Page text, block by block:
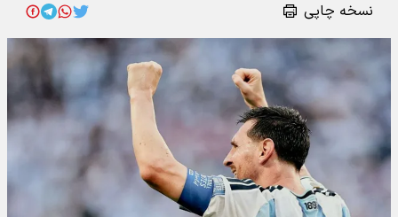
نسخه چاپی